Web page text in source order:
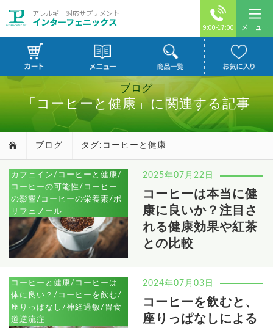
アレルギー対応サプリメント
インターフェニックス 9:00-17:00 メニュー
ブログ
「コーヒーと健康」に関連する記事
ブログ タグ:コーヒーと健康
カフェイン/コーヒーと健康/
コーヒーの可能性/コーヒー
の影響/コーヒーの栄養素/ポ
リフェノール
2025年07月22日
コーヒーは本当に健
康に良いか？注目さ
れる健康効果や紅茶
との比較
コーヒーと健康/コーヒーは
体に良い？/コーヒーを飲む/
座りっぱなし/神経過敏/胃食
道逆流症
2024年07月03日
コーヒーを飲むと、
座りっぱなしによる